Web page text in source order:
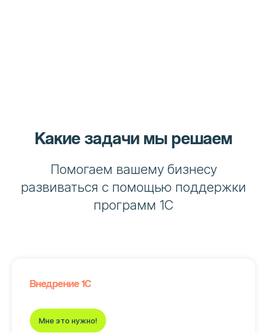
Какие задачи мы решаем
Помогаем вашему бизнесу
развиваться с помощью поддержки
программ 1С
Внедрение 1С
Мне это нужно!